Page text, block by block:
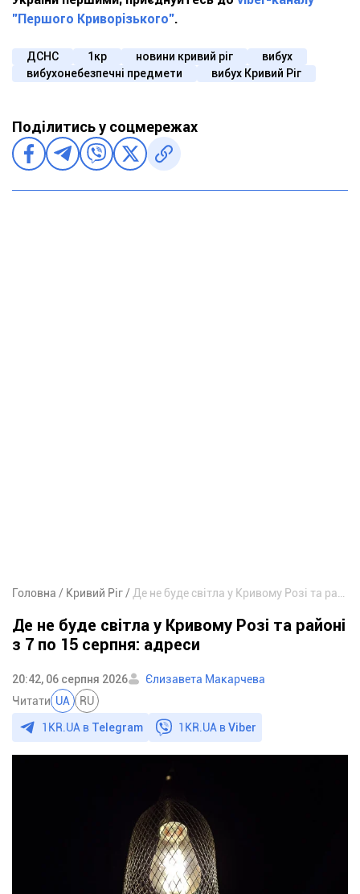
"Першого Криворізького".
ДСНС 1кр новини кривий ріг
вибух
вибухонебезпечні предмети
вибух Кривий Ріг
Поділитись у соцмережах
Головна Кривий Ріг
Де не буде світла у Кривому Розі та районі
з 7 по 15 серпня: адреси
20:42, 06 серпня 2026
Єлизавета Макарчева
Читати UA RU
1KR.UA в Telegram 1KR.UA вViber